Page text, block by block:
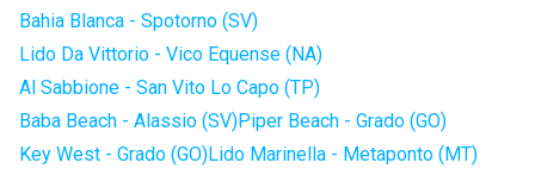
Bahia Blanca - Spotorno (SV)
Lido Da Vittorio - Vico Equense (NA)
Al Sabbione - San Vito Lo Capo (TP)
Baba Beach - Alassio (SV)Piper Beach - Grado (GO)
Key West - Grado (GO)Lido Marinella - Metaponto (MT)